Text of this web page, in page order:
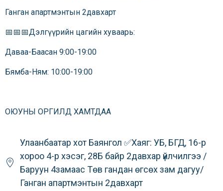
Ганган апартмэнтын 2давхарт
📅📅📅Дэлгүүрийн цагийн хуваарь:
Даваа-Баасан 9:00-19:00
Бямба-Ням: 10:00-19:00
ОЮУНЫ ОРГИЛД ХАМТДАА
Улаанбаатар хот Баянгол ✅Хаяг: УБ, БГД, 16-р
хороо 4-р хэсэг, 28Б байр 2давхар үйлчилгээ /
Баруун 4замаас Төв гандан өгсөх зам дагуу/
Ганган апартмэнтын 2давхарт